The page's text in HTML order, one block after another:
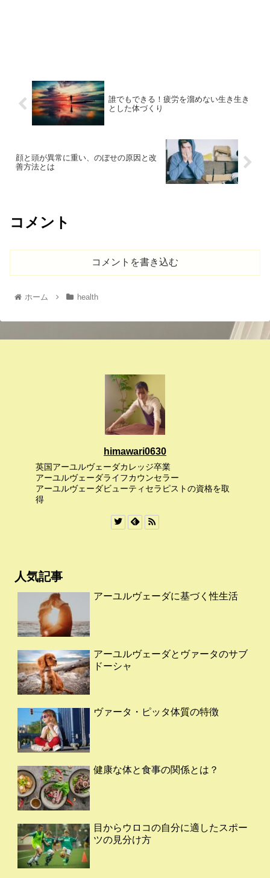
誰でもできる！疲労を溜めない生き生き
とした体づくり
顔と頭が異常に重い、のぼせの原因と改
善方法とは
コメント
コメントを書き込む
ホーム health
himawari0630
英国アーユルヴェーダカレッジ卒業
アーユルヴェーダライフカウンセラー
アーユルヴェーダビューティセラピストの資格を取
得
人気記事
アーユルヴェーダに基づく性生活
アーユルヴェーダとヴァータのサブ
ドーシャ
ヴァータ・ピッタ体質の特徴
健康な体と食事の関係とは？
目からウロコの自分に適したスポー
ツの見分け方